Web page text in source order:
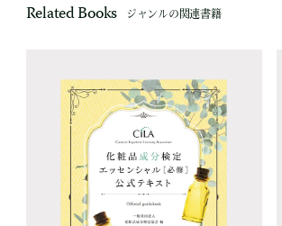
Related Books ジャンルの関連書籍